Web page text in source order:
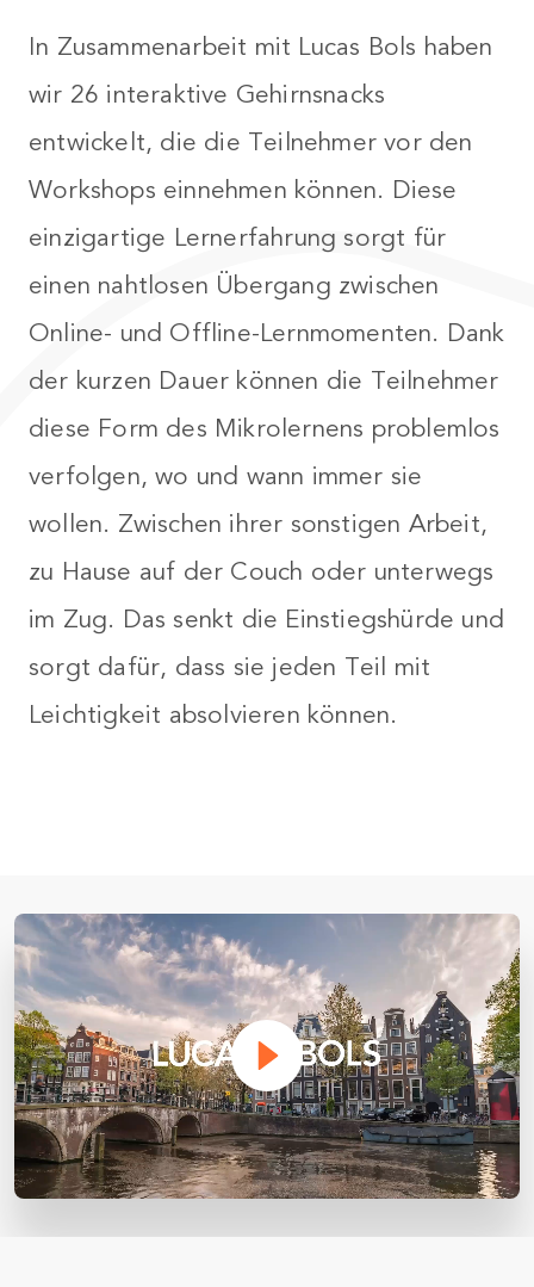
In Zusammenarbeit mit Lucas Bols haben
wir 26 interaktive Gehirnsnacks
entwickelt, die die Teilnehmer vor den
Workshops einnehmen können. Diese
einzigartige Lernerfahrung sorgt für
einen nahtlosen Übergang zwischen
Online- und Offline-Lernmomenten. Dank
der kurzen Dauer können die Teilnehmer
diese Form des Mikrolernens problemlos
verfolgen, wo und wann immer sie
wollen. Zwischen ihrer sonstigen Arbeit,
zu Hause auf der Couch oder unterwegs
im Zug. Das senkt die Einstiegshürde und
sorgt dafür, dass sie jeden Teil mit
Leichtigkeit absolvieren können.